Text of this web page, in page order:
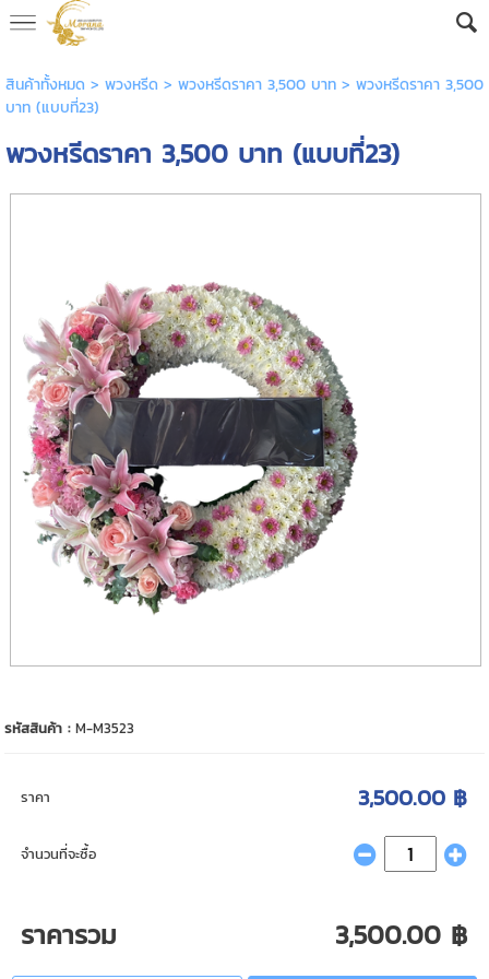
AW-16592682605
สินค้าทั้งหมด > พวงหรีด > พวงหรีดราคา 3,500 บาท> พวงหรีดราคา 3,500
บาท (แบบที่23)
พวงหรีดราคา 3,500 บาท (แบบที่23)
รหัสสินค้า :M-M3523
ราคา 3,500.00 ฿
จำนวนที่จะซื้อ
ราคารวม 3,500.00 ฿